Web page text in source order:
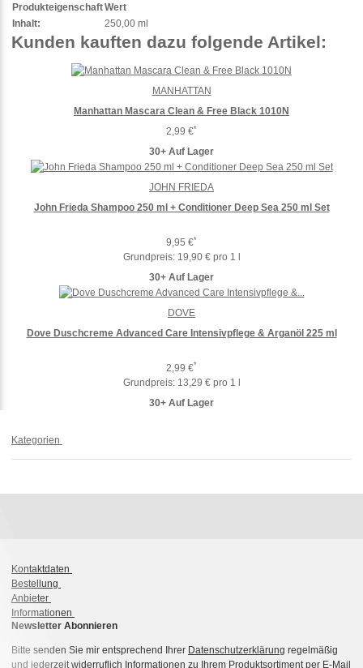
ProdukteigenschaftWert
Inhalt:
250,00 ml
Kunden kauften dazu folgende Artikel:
Manhattan Mascara Clean & Free Black 1010N
2,99 €*
30+ Auf Lager
MANHATTAN
John Frieda Shampoo 250 ml + Conditioner Deep Sea 250 ml Set
9,95 €*
Grundpreis: 19,90 € pro 1 l
30+ Auf Lager
JOHN FRIEDA
Dove Duschcreme Advanced Care Intensivpflege & Arganöl 225 ml
2,99 €*
Grundpreis: 13,29 € pro 1 l
30+ Auf Lager
DOVE
Kategorien
Kontaktdaten
Bestellung
Anbieter
Informationen
Newsletter Abonnieren
Bitte senden Sie mir entsprechend Ihrer Datenschutzerklärung regelmäßig
und jederzeit widerruflich Informationen zu Ihrem Produktsortiment per E-Mail